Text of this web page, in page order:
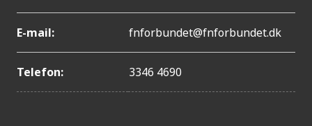
E-mail: fnforbundet@fnforbundet.dk
Telefon: 3346 4690